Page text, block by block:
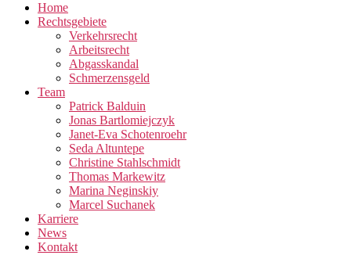
Home
Rechtsgebiete
Verkehrsrecht
Arbeitsrecht
Abgasskandal
Schmerzensgeld
Team
Patrick Balduin
Jonas Bartlomiejczyk
Janet-Eva Schotenroehr
Seda Altuntepe
Christine Stahlschmidt
Thomas Markewitz
Marina Neginskiy
Marcel Suchanek
Karriere
News
Kontakt